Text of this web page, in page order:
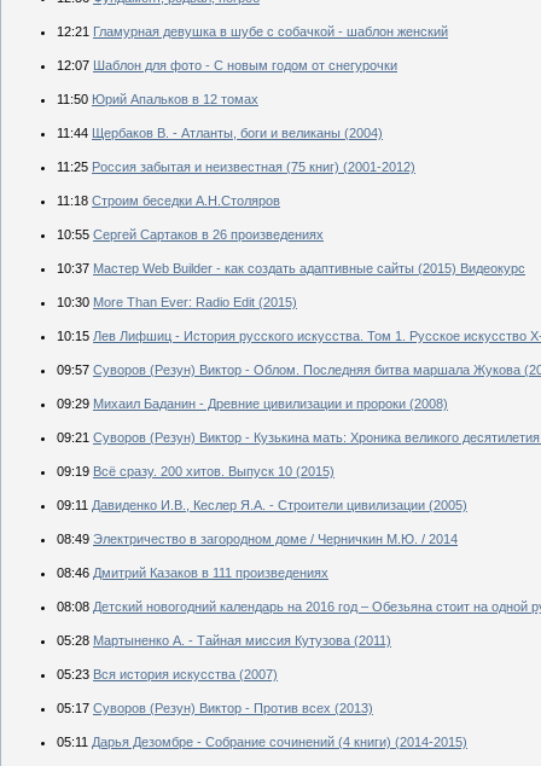
12:21 Гламурная девушка в шубе с собачкой - шаблон женский
12:07 Шаблон для фото - С новым годом от снегурочки
11:50 Юрий Апальков в 12 томах
11:44 Щербаков В. - Атланты, боги и великаны (2004)
11:25 Россия забытая и неизвестная (75 книг) (2001-2012)
11:18 Строим беседки А.Н.Столяров
10:55 Сергей Сартаков в 26 произведениях
10:37 Мастер Web Builder - как создать адаптивные сайты (2015) Видеокурс
10:30 More Than Ever: Radio Edit (2015)
10:15 Лев Лифшиц - История русского искусства. Том 1. Русское искусство
09:57 Суворов (Резун) Виктор - Облом. Последняя битва маршала Жукова
09:29 Михаил Баданин - Древние цивилизации и пророки (2008)
09:21 Суворов (Резун) Виктор - Кузькина мать: Хроника великого
09:19 Всё сразу. 200 хитов. Выпуск 10 (2015)
09:11 Давиденко И.В., Кеслер Я.А. - Строители цивилизации (2005)
08:49 Электричество в загородном доме / Черничкин М.Ю. / 2014
08:46 Дмитрий Казаков в 111 произведениях
08:08 Детский новогодний календарь на 2016 год – Обезьяна стоит на одной
05:28 Мартыненко А. - Тайная миссия Кутузова (2011)
05:23 Вся история искусства (2007)
05:17 Суворов (Резун) Виктор - Против всех (2013)
05:11 Дарья Дезомбре - Собрание сочинений (4 книги) (2014-2015)